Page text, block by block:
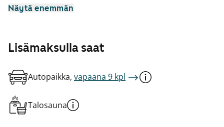
Näytä enemmän
Lisämaksulla saat
Autopaikka, vapaana 9 kpl
Talosauna